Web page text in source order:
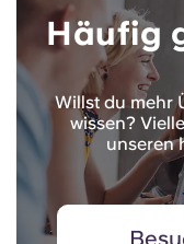
Häufig
Willst du mehr
wissen?
unseren